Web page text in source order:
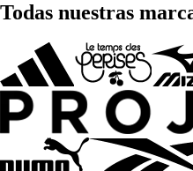
Todas nuestras